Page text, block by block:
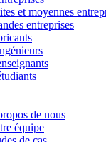
et moyennes
entreprises
de nous
équipe